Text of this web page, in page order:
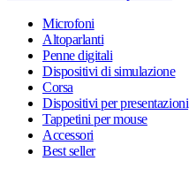
Microfoni
Altoparlanti
Penne digitali
Dispositivi di simulazione
Corsa
Dispositivi per presentazioni
Tappetini per mouse
Accessori
Best seller